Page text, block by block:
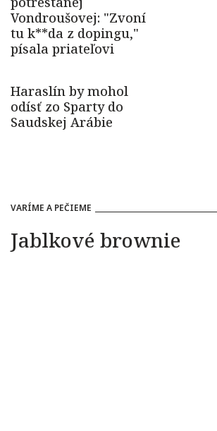
VARÍME A PEČIEME